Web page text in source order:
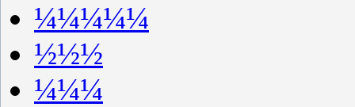
¼¼¼¼¼
½½½
¼¼¼